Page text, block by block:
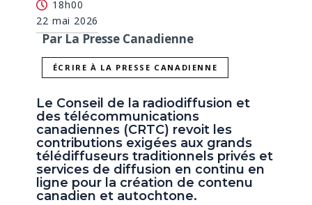
18h00
22 mai 2026
Par La Presse Canadienne
ÉCRIRE À LA PRESSE CANADIENNE
Le Conseil de la radiodiffusion et
des télécommunications
canadiennes (CRTC) revoit les
contributions exigées aux grands
télédiffuseurs traditionnels privés et
services de diffusion en continu en
ligne pour la création de contenu
canadien et autochtone.